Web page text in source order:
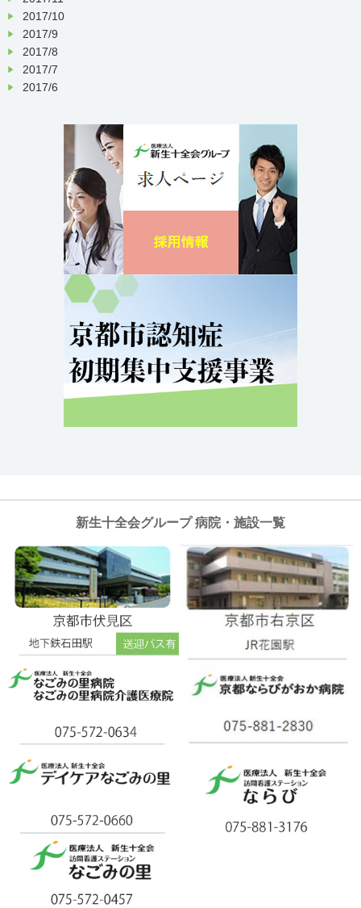
2017/10
2017/9
2017/8
2017/7
2017/6
新生十全会グループ 病院・施設一覧